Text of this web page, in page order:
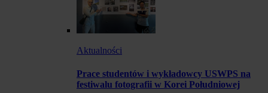
Aktualności
Prace studentów i wykładowcy USWPS na
festiwalu fotografii w Korei Południowej